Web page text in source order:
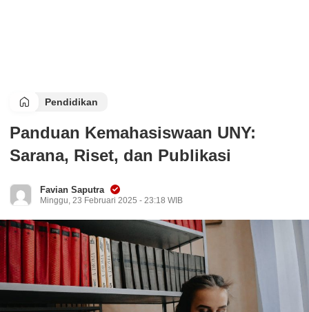
Pendidikan
Panduan Kemahasiswaan UNY:
Sarana, Riset, dan Publikasi
Favian Saputra
Minggu, 23 Februari 2025 - 23:18 WIB